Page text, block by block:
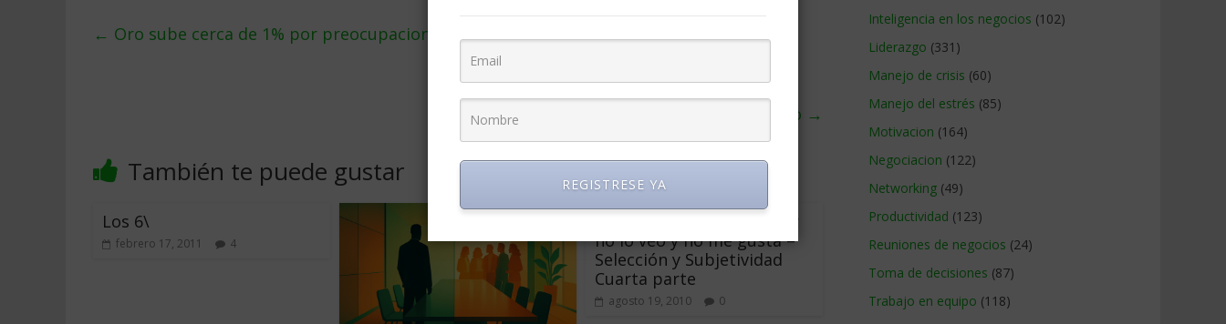
← Oro sube cerca de 1% por preocupaciones económicas, debilidad del dólar
5 tips para dar malas noticias en el trabajo →
También te puede gustar
Los 6\
febrero 17, 2011 4
Cuando escuchamos decir
no lo veo y no me gusta –
Selección y Subjetividad 
Cuarta parte
agosto 19, 2010 0
Inteligencia en los negocios (102)
Liderazgo (331)
Manejo de crisis (60)
Manejo del estrés (85)
Motivacion (164)
Negociacion (122)
Networking (49)
Productividad (123)
Reuniones de negocios (24)
Toma de decisiones (87)
Trabajo en equipo (118)
REGISTRESE YA